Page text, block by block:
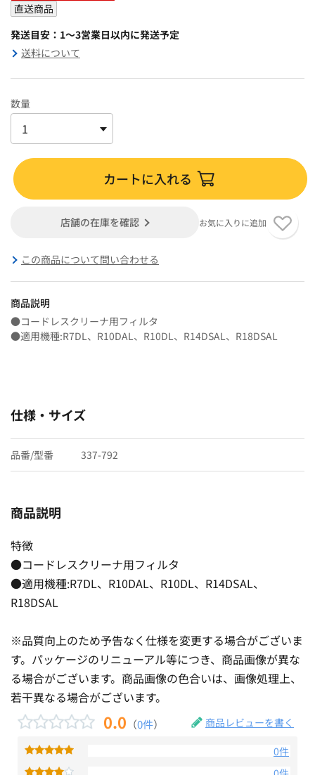
直送商品
発送目安：1～3営業日以内に発送予定
送料について
数量
カートに入れる
店舗の在庫を確認 お気に入りに追加
この商品について問い合わせる
商品説明
●コードレスクリーナ用フィルタ
●適用機種:R7DL、R10DAL、R10DL、R14DSAL、R18DSAL
仕様・サイズ
品番/型番 337-792
商品説明
特徴
●コードレスクリーナ用フィルタ
●適用機種:R7DL、R10DAL、R10DL、R14DSAL、
R18DSAL
※品質向上のため予告なく仕様を変更する場合がございま
す。パッケージのリニューアル等につき、商品画像が異な
る場合がございます。商品画像の色合いは、画像処理上、
若干異なる場合がございます。
0.0 （0件） 商品レビューを書く
0件